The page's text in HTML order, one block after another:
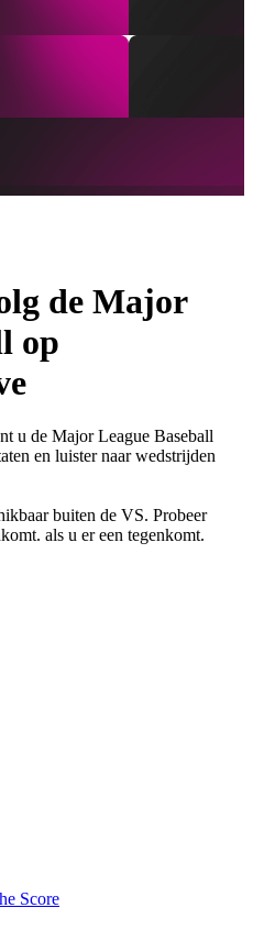
de Major
op
u de Major League Baseball
en luister naar wedstrijden
buiten de VS. Probeer
als u er een tegenkomt.
Score